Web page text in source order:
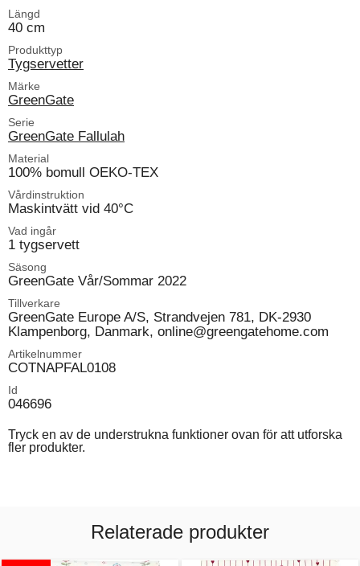
Längd
40 cm
Produkttyp
Tygservetter
Märke
GreenGate
Serie
GreenGate Fallulah
Material
100% bomull OEKO-TEX
Vårdinstruktion
Maskintvätt vid 40°C
Vad ingår
1 tygservett
Säsong
GreenGate Vår/Sommar 2022
Tillverkare
GreenGate Europe A/S, Strandvejen 781, DK-2930
Klampenborg, Danmark, online@greengatehome.com
Artikelnummer
COTNAPFAL0108
Id
046696
Tryck en av de understrukna funktioner ovan för att utforska
fler produkter.
Relaterade produkter